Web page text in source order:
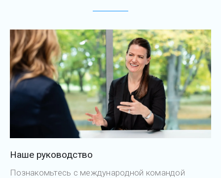
Наше руководство
Познакомьтесь с международной командой